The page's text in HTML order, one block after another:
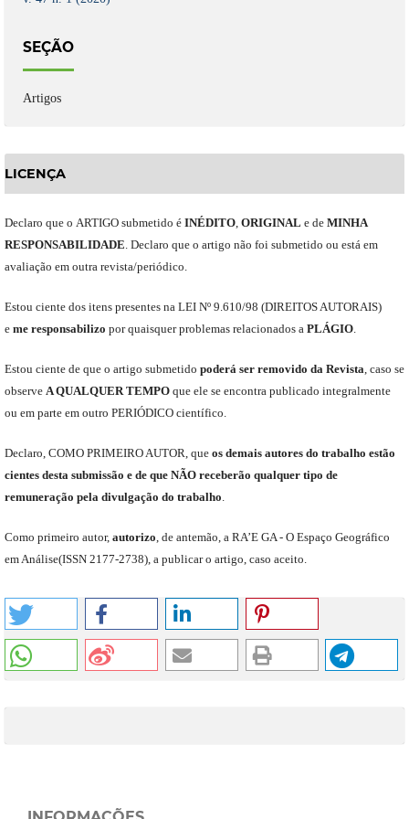
SEÇÃO
Artigos
LICENÇA
Declaro que o ARTIGO submetido é INÉDITO, ORIGINAL ede MINHA
RESPONSABILIDADE Declaro que o artigo não foi submetido ou está em
avaliação em outra revista/periódico.
Estou ciente dos itens presentes na LEI Nº 9.610/98 (DIREITOS AUTORAIS)
e meresponsabilizo por quaisquer problemas relacionados a PLÁGIO.
Estou ciente de que o artigo submetido poderá ser removido da Revista caso se
observe A QUALQUER TEMPOque elese encontra publicado integralmente
ou em parte em outro PERIÓDICOcientífico.
Declaro COMO PRIMEIRO AUTOR que os demais autores do trabalho estão
cientes desta submissão e de que NÃOreceberão qualquer tipo de
remuneração pela divulgação do trabalho
Como primeiro autor, autorizo de antemão, a RA’E GA - O Espaço Geográfico
em Análise(ISSN 2177-2738), a publicar o artigo, caso aceito.